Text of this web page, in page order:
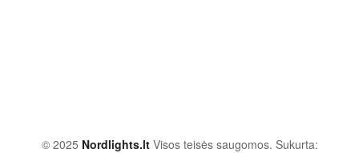
© 2025 Nordlights.ltVisos teisės saugomos. Sukurta: